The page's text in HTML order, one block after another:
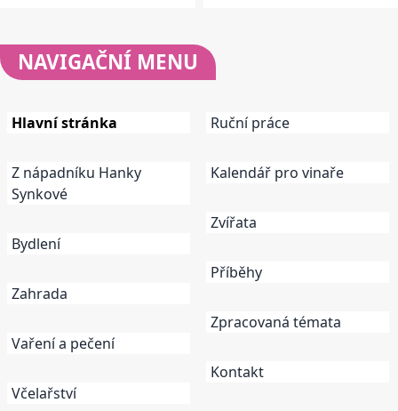
NAVIGAČNÍ MENU
Hlavní stránka
Z nápadníku Hanky
Synkové
Bydlení
Zahrada
Vaření a pečení
Včelařství
Ruční práce
Kalendář pro vinaře
Zvířata
Příběhy
Zpracovaná témata
Kontakt